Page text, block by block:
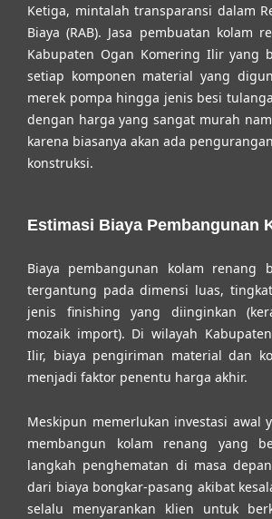
Ketiga, mintalah transparansi dalam
Biaya (RAB). Jasa pembuatan kolam
Kabupaten Ogan Komering Iliryang
setiap komponen material yang
merek pompa hingga jenis besi
dengan harga yang sangat murah
karena biasanya akan ada
konstruksi.
Estimasi Biaya Pembangunan
Biaya pembangunan kolam renang
tergantung pada dimensi luas,
jenis finishing yang diinginkan
mozaik import). Di wilayah
Ilir, biaya pengiriman material dan
menjadi faktor penentu harga akhir.
Meskipun memerlukan investasi awal
membangun kolam renang yang
langkah penghematan di masa
dari biaya bongkar-pasang akibat
selalu menyarankan klien untuk